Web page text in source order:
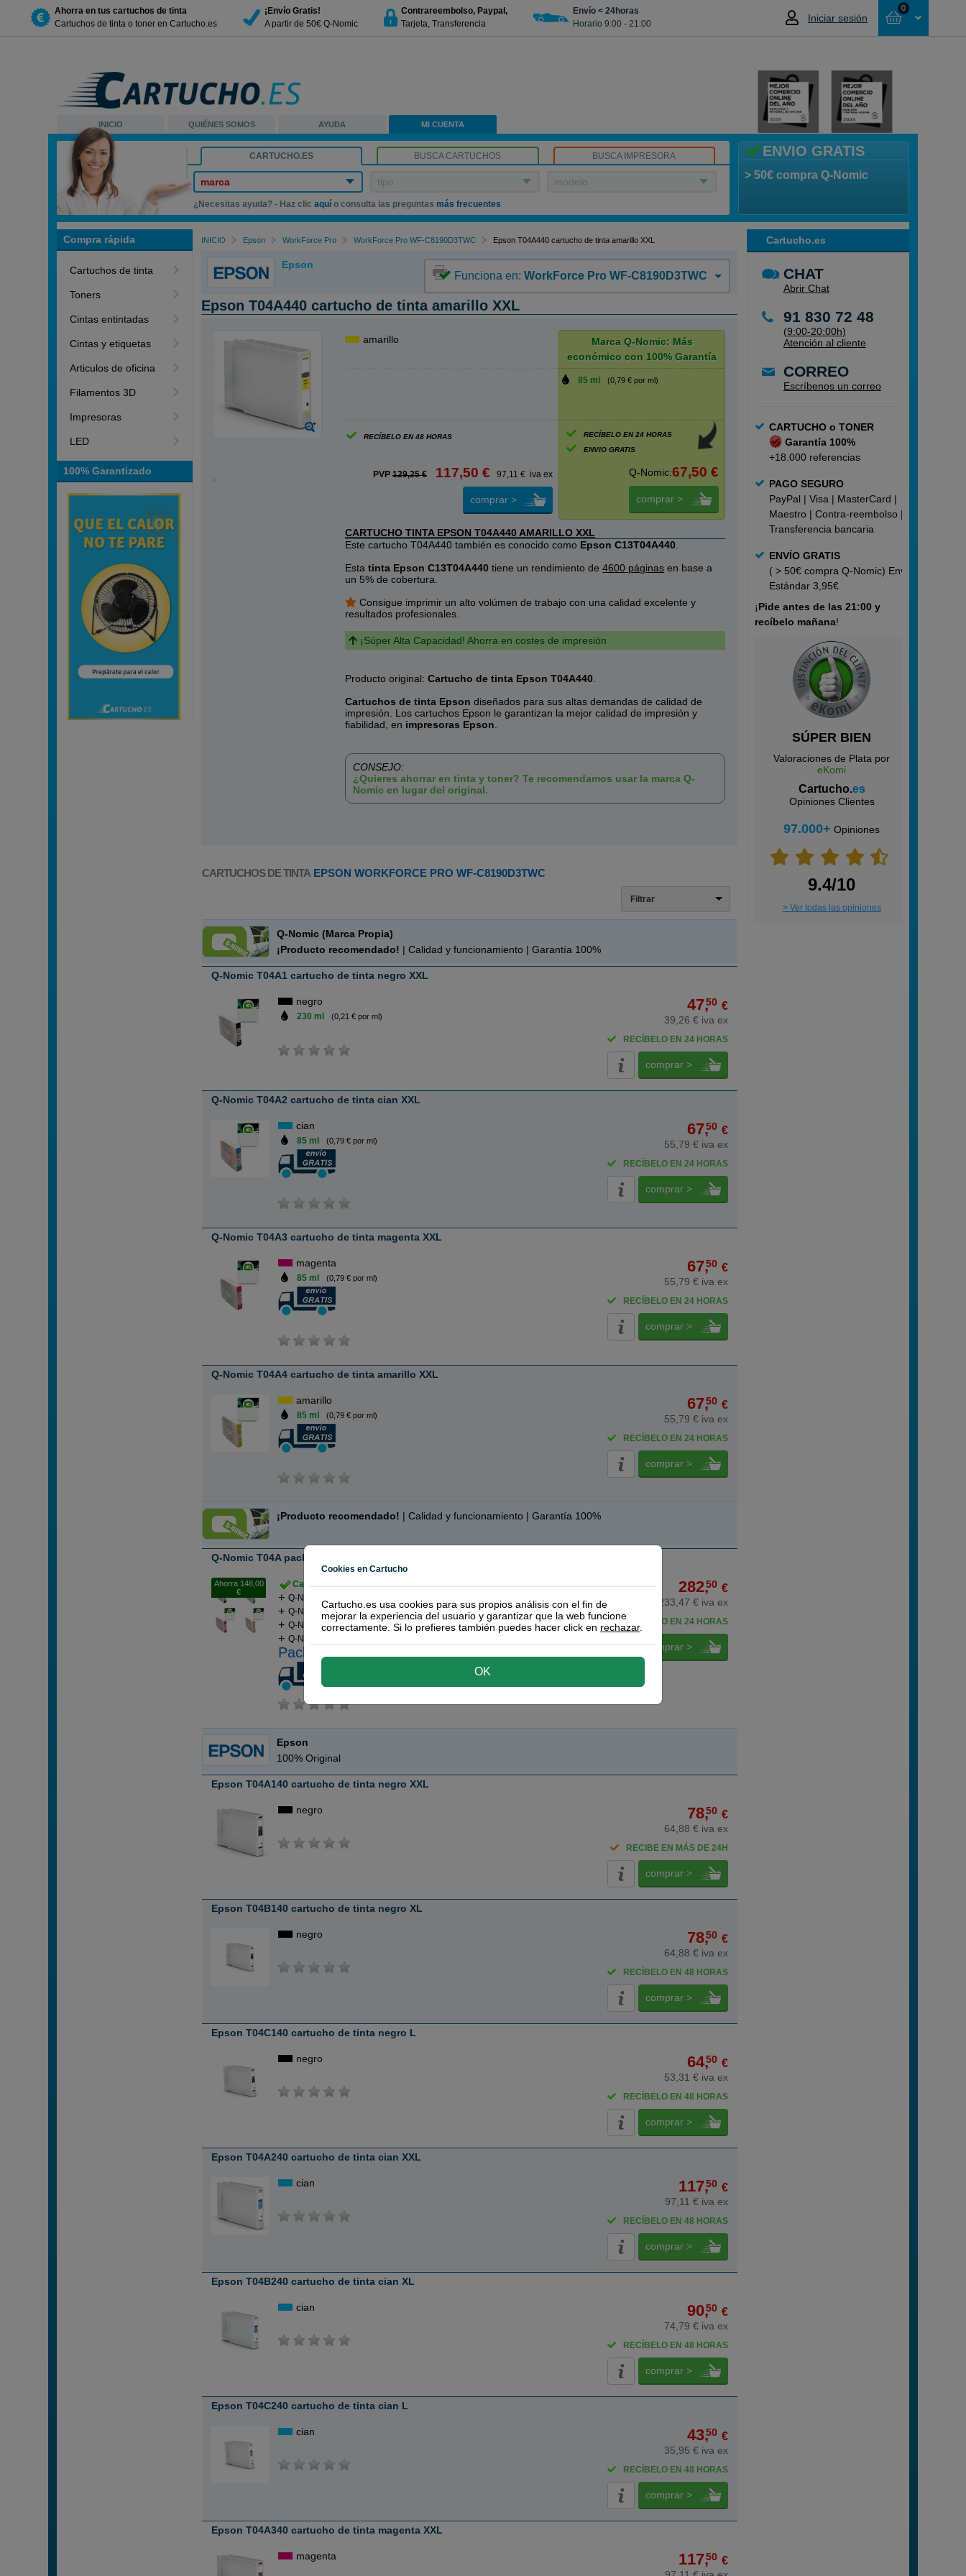
Ahorra en tus cartuchos de tinta
Cartuchos de tinta o toner en Cartucho.es
¡Envío Gratis!
A partir de 50€ Q-Nomic
Contrareembolso, Paypal,
Tarjeta, Transferencia
Envío < 24horas
Horario 9:00 - 21:00
Iniciar sesión
0
NO HAS SELECCIONADO NINGÚN
INICIO QUIÉNES SOMOS AYUDA MI CUENTA
ENVIO GRATIS
> 50€ compra Q-Nomic
CARTUCHO.ES BUSCA CARTUCHOS BUSCA IMPRESORA
marca tipo modelo
¿Necesitas ayuda? - Haz clicaquí o consulta las preguntas más frecuentes
Compra rápida
Cartuchos de tinta
Toners
Cintas entintadas
Cintas y etiquetas
Articulos de oficina
Filamentos 3D
Impresoras
LED
100% Garantizado
Cartucho.es
CHAT
Abrir Chat
91 830 72 48
(9:00-20:00h)
Atención al cliente
CORREO
Escríbenos un correo
CARTUCHO o TONER
Garantía 100%
+18.000 referencias
PAGO SEGURO
PayPal | Visa | MasterCard |
Maestro | Contra-reembolso |
Transferencia bancaria
ENVÍO GRATIS
( > 50€ compra Q-Nomic) Envío
Estándar 3,95€
¡Pide antes de las 21:00 y
recíbelo mañana!
SÚPER BIEN
Valoraciones de Plata por
eKomi
Cartucho.es
Opiniones Clientes
97.000+ Opiniones
9.4/10
> Ver todas las opiniones
INICIO Epson WorkForce Pro WorkForce Pro WF-C8190D3TWC Epson T04A440 cartucho de tinta amarillo XXL
Epson
Funciona en: WorkForce Pro WF-C8190D3TWC
Epson T04A440 cartucho de tinta amarillo XXL
amarillo
Marca Q-Nomic: Más
económico con 100% Garantía
85 ml (0,79 € por ml)
RECÍBELO EN 48 HORAS
PVP 129,25 € 117,50 € 97,11 € iva ex
comprar >
RECÍBELO EN 24 HORAS
ENVIO GRATIS
Q-Nomic:67,50 €
comprar >
CARTUCHO TINTA EPSON T04A440 AMARILLO XXL
Este cartucho T04A440 también es conocido como Epson C13T04A440
Estatinta Epson C13T04A440 tiene un rendimiento de4600 páginas en base a
un 5% de cobertura.
Consigue imprimir un alto volúmen de trabajo con una calidad excelente y
resultados profesionales.
¡Súper Alta Capacidad! Ahorra en costes de impresión
Producto original:Cartucho de tinta Epson T04A440
Cartuchos de tinta Epson diseñados para sus altas demandas de calidad de
impresión. Los cartuchos Epson le garantizan la mejor calidad de impresión y
fiabilidad, en impresoras Epson
CONSEJO:
¿Quieres ahorrar en tinta y toner? Te recomendamos usar la marca Q-
Nomic en lugar del original.
CARTUCHOS DE TINTA EPSON WORKFORCE PRO WF-C8190D3TWC
Filtrar
Q-Nomic (Marca Propia)
¡Producto recomendado! | Calidad y funcionamiento | Garantía 100%
Q-Nomic T04A1 cartucho de tinta negro XXL
negro
230 ml (0,21 € por ml)
47,50 €
39,26 € iva ex
RECÍBELO EN 24 HORAS
comprar >
Q-Nomic T04A2 cartucho de tinta cian XXL
cian
85 ml (0,79 € por ml)
67,50 €
55,79 € iva ex
RECÍBELO EN 24 HORAS
comprar >
Q-Nomic T04A3 cartucho de tinta magenta XXL
magenta
85 ml (0,79 € por ml)
67,50 €
55,79 € iva ex
RECÍBELO EN 24 HORAS
comprar >
Q-Nomic T04A4 cartucho de tinta amarillo XXL
amarillo
85 ml (0,79 € por ml)
67,50 €
55,79 € iva ex
RECÍBELO EN 24 HORAS
comprar >
¡Producto recomendado! | Calidad y funcionamiento | Garantía 100%
Q-Nomic T04A pack cartuchos de tinta
Ahorra 148,00
€
Cartuchos de tinta o toners que contiene el pack:
Q-Nomic T04A1 cartucho de tinta negro XXL
Q-Nomic T04A2 cartucho de tinta cian XXL
85 ml
Q-Nomic T04A3 cartucho de tinta magenta XXL 85 ml
Q-Nomic T04A4 cartucho de tinta amarillo XXL
Pack ahorro
282,50 €
233,47 € iva ex
RECÍBELO EN 24 HORAS
comprar >
Epson
100% Original
Epson T04A140 cartucho de tinta negro XXL
negro 78,50 €
64,88 € iva ex
RECIBE EN MÁS DE 24H
comprar >
Epson T04B140 cartucho de tinta negro XL
negro 78,50 €
64,88 € iva ex
RECÍBELO EN 48 HORAS
comprar >
Epson T04C140 cartucho de tinta negro L
negro 64,50 €
53,31 € iva ex
RECÍBELO EN 48 HORAS
comprar >
Epson T04A240 cartucho de tinta cian XXL
cian 117,50 €
97,11 € iva ex
RECÍBELO EN 48 HORAS
comprar >
Epson T04B240 cartucho de tinta cian XL
cian 90,50 €
74,79 € iva ex
RECÍBELO EN 48 HORAS
comprar >
Epson T04C240 cartucho de tinta cian L
cian 43,50 €
35,95 € iva ex
RECÍBELO EN 48 HORAS
comprar >
Epson T04A340 cartucho de tinta magenta XXL
magenta 117,50 €
Cookies en Cartucho
Cartucho.es usa cookies para sus propios análisis con el fin de
mejorar la experiencia del usuario y garantizar que la web funcione
correctamente. Si lo prefieres también puedes hacer click en rechazar.
OK